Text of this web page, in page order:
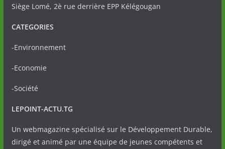
Siège Lomé, 2è rue derrière EPP Kélégougan
CATEGORIES
-Environnement
-Economie
-Société
LEPOINT-ACTU.TG
Un webmagazine spécialisé sur le Développement Durable,
dirigé et animé par une équipe de jeunes compétents et